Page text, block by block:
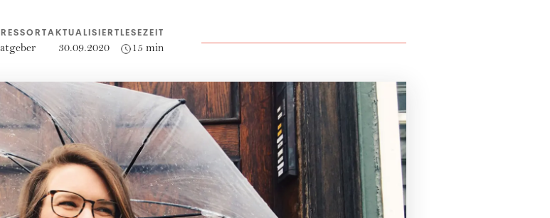
AKTUALISIERT
30.09.2020
LESEZEIT
15 min